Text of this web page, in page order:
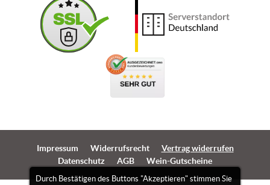
Durch Bestätigen des Buttons "Akzeptieren" stimmen Sie
Impressum Widerrufsrecht
Vertrag widerrufen
Datenschutz
AGB Wein-Gutscheine